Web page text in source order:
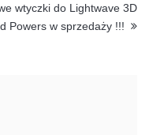
wtyczki do Lightwave 3D
Powers w sprzedaży !!!